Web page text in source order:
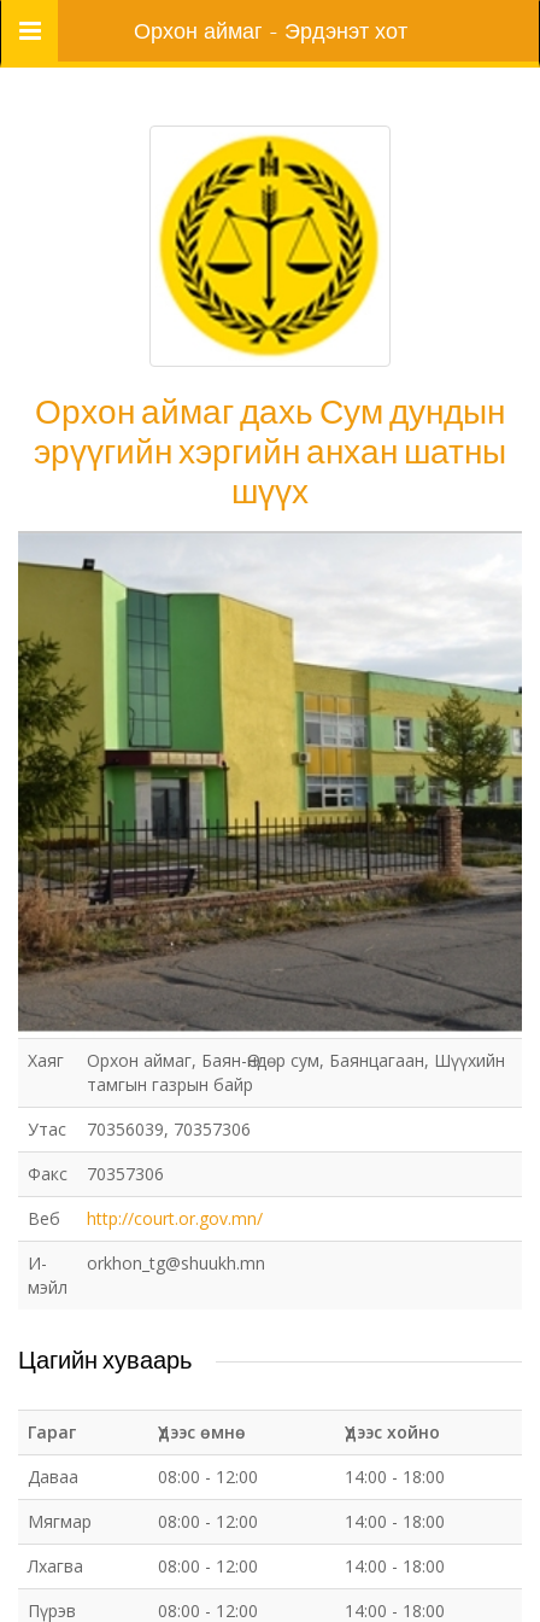
Цэс Орхон аймаг - Эрдэнэт хот
Орхон аймаг дахь Сум дундын
эрүүгийн хэргийн анхан шатны
шүүх
хэргийн анхан шатны шүүх
Хаяг
Орхон аймаг, Баян-Өндөр сум, Баянцагаан, Шүүхийн
тамгын газрын байр
Утас
70356039, 70357306
Факс
70357306
Веб
http://court.or.gov.mn/
И-
мэйл
orkhon_tg@shuukh.mn
Цагийн хуваарь
Гараг Үдээс өмнө
Үдээс хойно
Даваа
08:00 - 12:00
14:00 - 18:00
Мягмар
08:00 - 12:00
14:00 - 18:00
Лхагва
08:00 - 12:00
14:00 - 18:00
Пүрэв
08:00 - 12:00 14:00 - 18:00